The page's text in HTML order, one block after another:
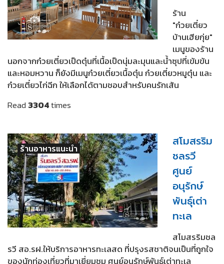
ร้าน
"ก๋วยเตี๋ยว
บ้านเฮียกุ่ย"
เมนูของร้าน
นอกจากก๋วยเตี๋ยวเป็ดตุ๋นที่เนื้อเป็ดนุ่มละมุนและน้ำซุปที่เข้มข้น
และหอมหวาน ก็ยังมีเมนูก๋วยเตี๋ยวเนื้อตุ๋น ก๋วยเตี๋ยวหมูตุ๋น และ
ก๋วยเตี๋ยวไก่ฉีก ให้เลือกได้ตามชอบสำหรับคนรักเส้น
Read 3304times
ร้านอาหารแนะนำ
สโมสรริม
ชลรวี
ศูนย์
อนุรักษ์
พันธุ์เต่า
ทะเล
สโมสรริมชล
รวี สอ.รฝ.ให้บริการอาหารทะเลสด ที่ปรุงรสชาติจนเป็นที่ถูกใจ
ของนักท่องเที่ยวที่มาเยี่ยมชม ศูนย์อนุรักษ์พันธุ์เต่าทะเล